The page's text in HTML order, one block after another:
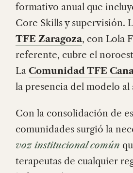
formativo anual que
Core Skills y supervisión.
TFE Zaragoza, con Lola
referente, cubre el
La Comunidad TFE
la presencia del modelo
Con la consolidación de
comunidades surgió la
voz institucional común
terapeutas de cualquier